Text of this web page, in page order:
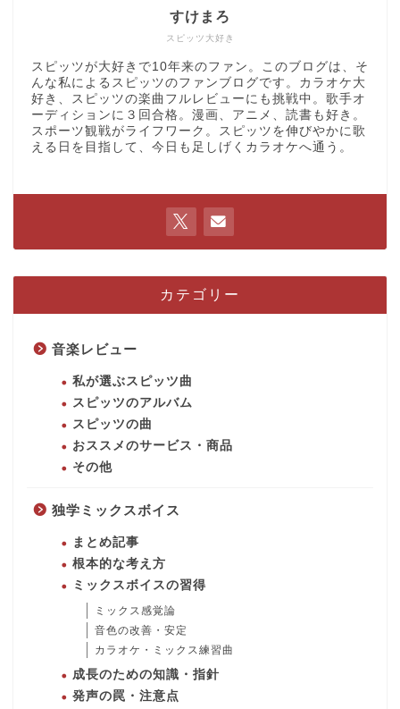
スピッツ大好き
すけまろ
スピッツが大好きで10年来のファン。このブログは、そ
んな私によるスピッツのファンブログです。カラオケ大
好き、スピッツの楽曲フルレビューにも挑戦中。歌手オ
ーディションに３回合格。漫画、アニメ、読書も好き。
スポーツ観戦がライフワーク。スピッツを伸びやかに歌
える日を目指して、今日も足しげくカラオケへ通う。
カテゴリー
音楽レビュー
私が選ぶスピッツ曲
スピッツのアルバム
スピッツの曲
おススメのサービス・商品
その他
独学ミックスボイス
まとめ記事
根本的な考え方
ミックスボイスの習得
ミックス感覚論
音色の改善・安定
カラオケ・ミックス練習曲
成長のための知識・指針
発声の罠・注意点